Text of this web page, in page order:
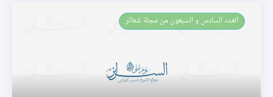
العـدد السادس و السبعون من مجلة شعائر